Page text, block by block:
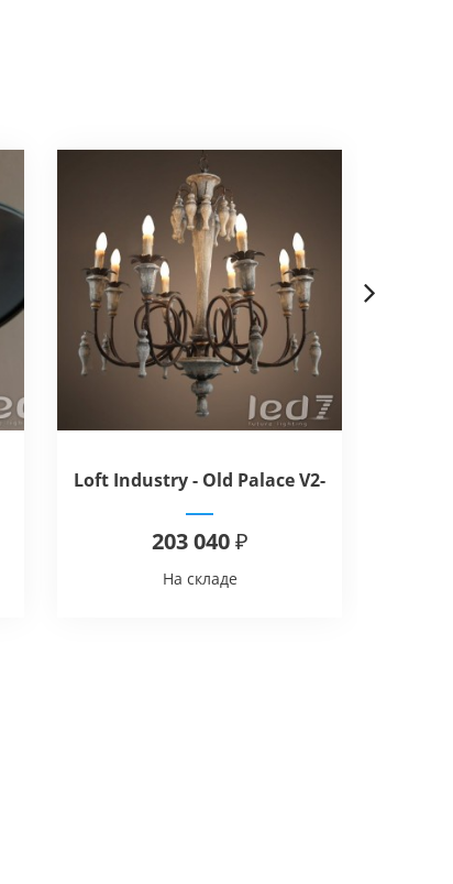
Loft Industry - Old Palace V2-
203 040 ₽
На складе